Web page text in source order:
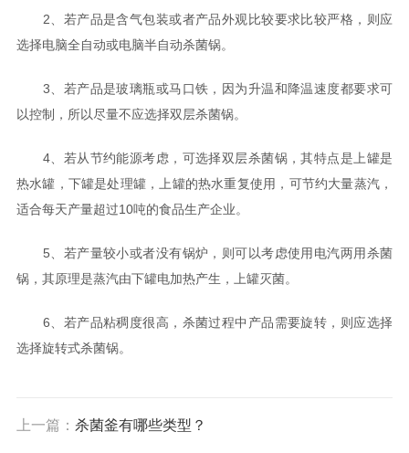
2、若产品是含气包装或者产品外观比较要求比较严格，则应
选择电脑全自动或电脑半自动杀菌锅。
3、若产品是玻璃瓶或马口铁，因为升温和降温速度都要求可
以控制，所以尽量不应选择双层杀菌锅。
4、若从节约能源考虑，可选择双层杀菌锅，其特点是上罐是
热水罐，下罐是处理罐，上罐的热水重复使用，可节约大量蒸汽，
适合每天产量超过10吨的食品生产企业。
5、若产量较小或者没有锅炉，则可以考虑使用电汽两用杀菌
锅，其原理是蒸汽由下罐电加热产生，上罐灭菌。
6、若产品粘稠度很高，杀菌过程中产品需要旋转，则应选择
选择旋转式杀菌锅。
上一篇： 杀菌釜有哪些类型？